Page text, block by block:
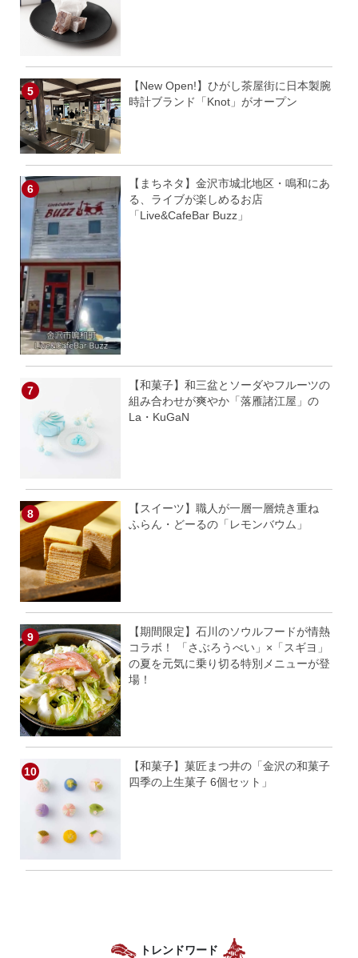
【New Open!】ひがし茶屋街に日本製腕
時計ブランド「Knot」がオープン
【まちネタ】金沢市城北地区・鳴和にあ
る、ライブが楽しめるお店
「Live&CafeBar Buzz」
【和菓子】和三盆とソーダやフルーツの
組み合わせが爽やか「落雁諸江屋」の
La・KuGaN
【スイーツ】職人が一層一層焼き重ね
ふらん・どーるの「レモンバウム」
【期間限定】石川のソウルフードが情熱
コラボ！ 「さぶろうべい」×「スギヨ」
の夏を元気に乗り切る特別メニューが登
場！
【和菓子】菓匠まつ井の「金沢の和菓子
四季の上生菓子 6個セット」
トレンドワード